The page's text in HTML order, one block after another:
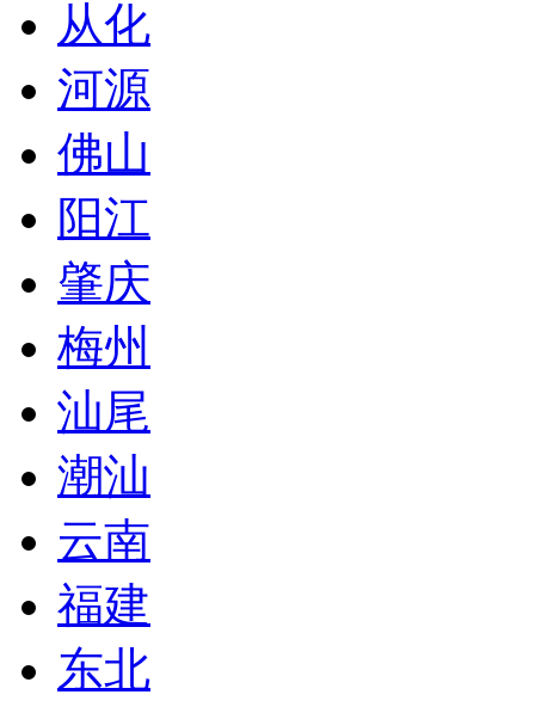
从化
河源
佛山
阳江
肇庆
梅州
汕尾
潮汕
云南
福建
东北